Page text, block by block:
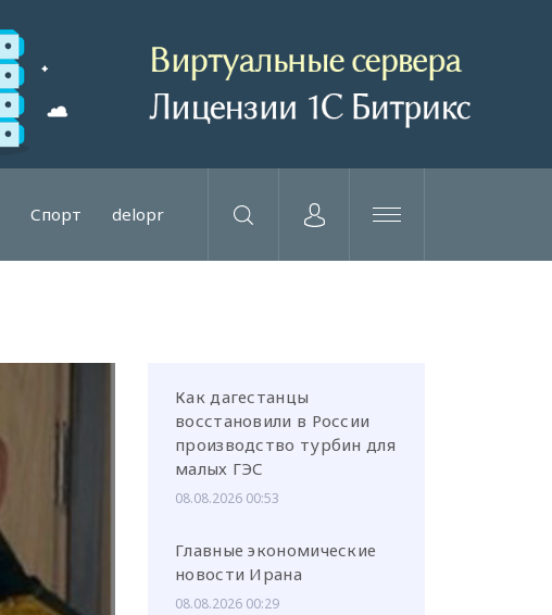
Спорт delopr
Как дагестанцы
восстановили в России
производство турбин для
малых ГЭС
08.08.2026 00:53
Главные экономические
новости Ирана
08.08.2026 00:29